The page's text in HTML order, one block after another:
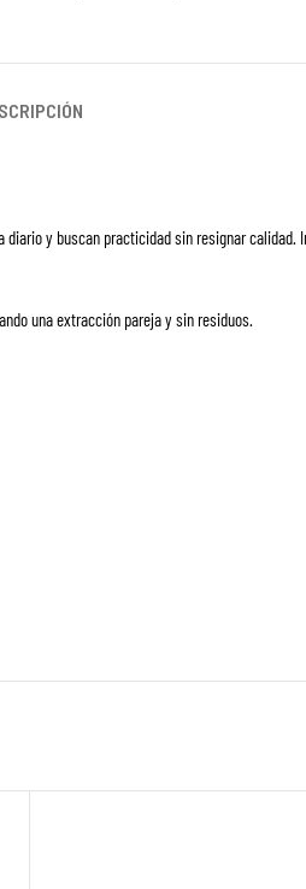
y buscan practicidad sin resignar
una extracción pareja y sin residuos.